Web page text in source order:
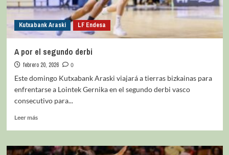
Kutxabank Araski LF Endesa
A por el segundo derbi
febrero 20, 2026
0
Este domingo Kutxabank Araski viajará a tierras bizkainas para
enfrentarse a Lointek Gernika en el segundo derbi vasco
consecutivo para...
Leer más